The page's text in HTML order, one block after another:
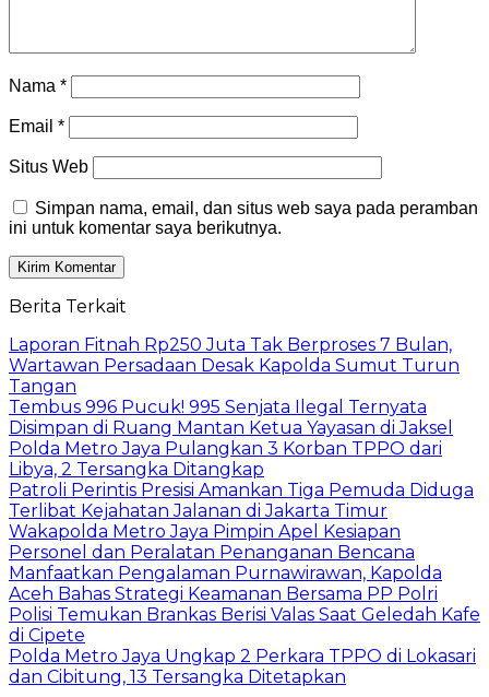
Nama *
Email *
Situs Web
Simpan nama, email, dan situs web saya pada peramban
ini untuk komentar saya berikutnya.
Berita Terkait
Laporan Fitnah Rp250 Juta Tak Berproses 7 Bulan,
Wartawan Persadaan Desak Kapolda Sumut Turun
Tangan
Tembus 996 Pucuk! 995 Senjata Ilegal Ternyata
Disimpan di Ruang Mantan Ketua Yayasan di Jaksel
Polda Metro Jaya Pulangkan 3 Korban TPPO dari
Libya, 2 Tersangka Ditangkap
Patroli Perintis Presisi Amankan Tiga Pemuda Diduga
Terlibat Kejahatan Jalanan di Jakarta Timur
Wakapolda Metro Jaya Pimpin Apel Kesiapan
Personel dan Peralatan Penanganan Bencana
Manfaatkan Pengalaman Purnawirawan, Kapolda
Aceh Bahas Strategi Keamanan Bersama PP Polri
Polisi Temukan Brankas Berisi Valas Saat Geledah Kafe
di Cipete
Polda Metro Jaya Ungkap 2 Perkara TPPO di Lokasari
dan Cibitung, 13 Tersangka Ditetapkan